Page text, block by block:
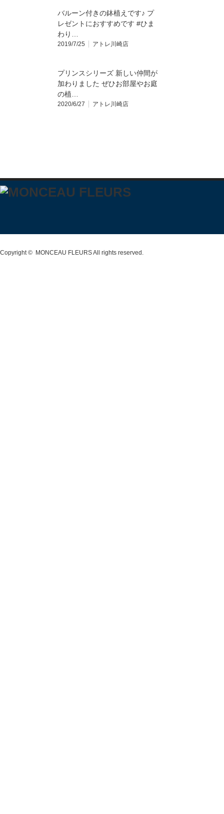
バルーン付きの鉢植えです♪ プ
レゼントにおすすめです #ひま
わり…
2019/7/25 アトレ川崎店
プリンスシリーズ 新しい仲間が
加わりました ぜひお部屋やお庭
の植…
2020/6/27 アトレ川崎店
Copyright © MONCEAU FLEURSAll rights reserved.